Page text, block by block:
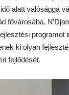
alatt valósággá
fővárosába,
programot
ki olyan
fejlődését.